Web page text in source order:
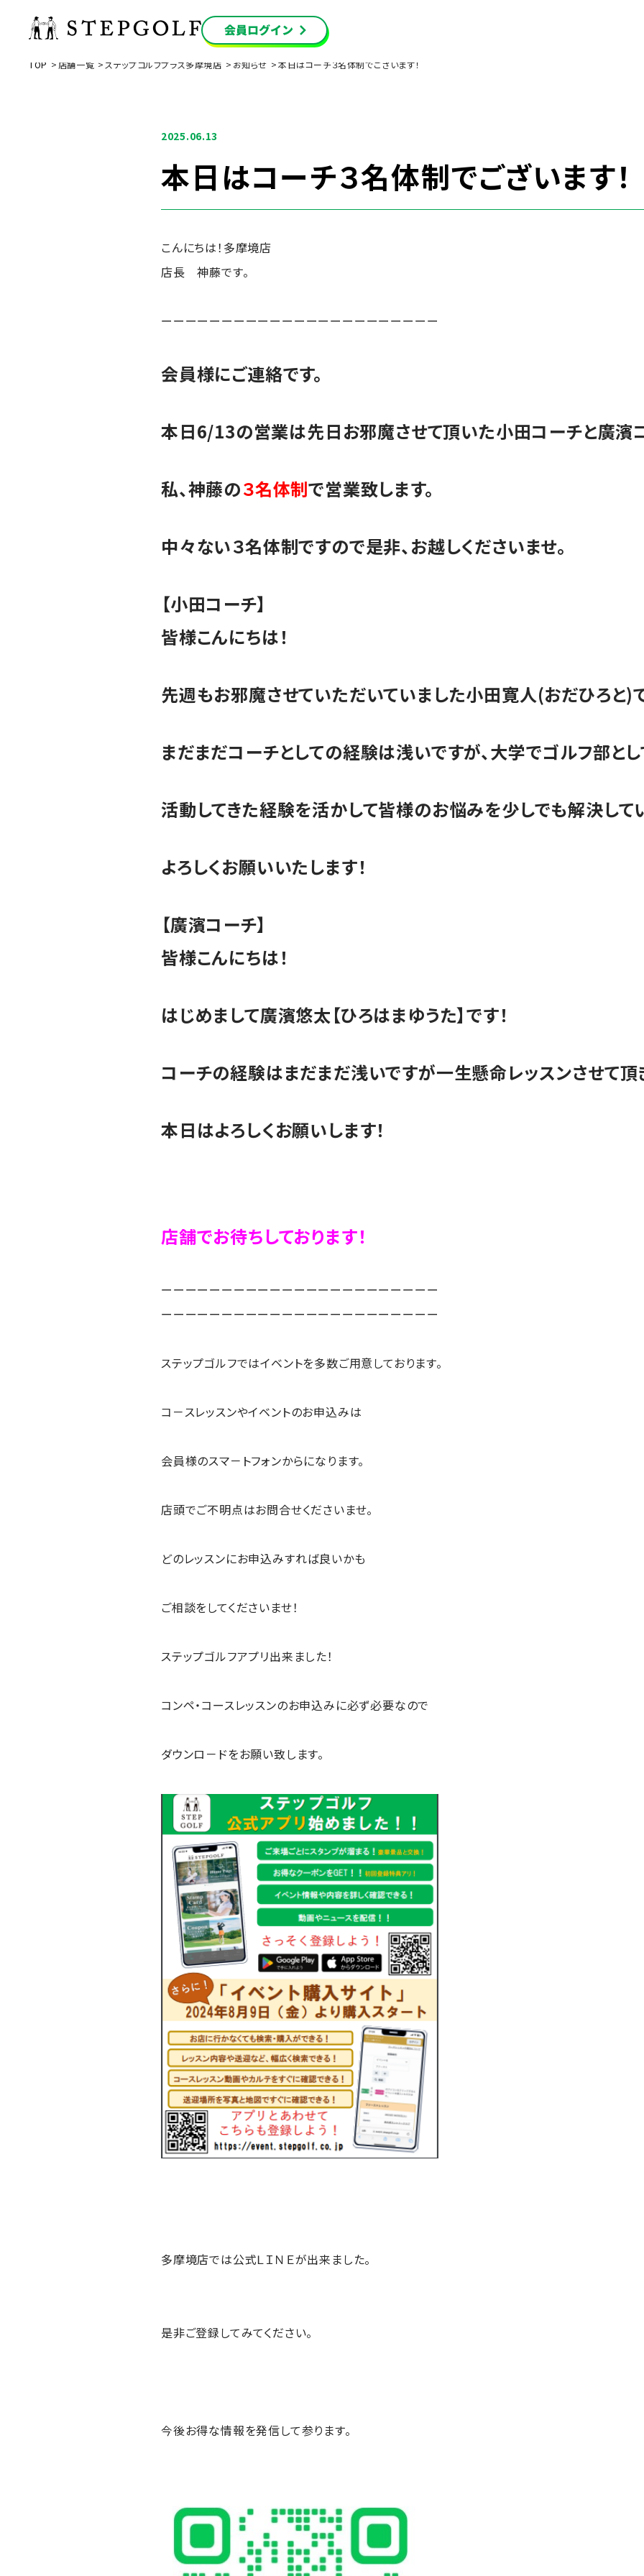
TOP 店舗一覧 ステップゴルフプラス多摩境店 お知らせ 本日はコーチ３名体制でございます！
2025.06.13
本日はコーチ３名体制でございます！
こんにちは！多摩境店
店長 神藤です。
ーーーーーーーーーーーーーーーーーーーーーーー
会員様にご連絡です。
本日6/13の営業は先日お邪魔させて頂いた小田コーチと廣濱
私、神藤の３名体制で営業致します。
中々ない３名体制ですので是非、お越しくださいませ。
【小田コーチ】
皆様こんにちは！
先週もお邪魔させていただいていました小田寛人(おだひろと)
まだまだコーチとしての経験は浅いですが、大学でゴルフ部と
活動してきた経験を活かして皆様のお悩みを少しでも解決して
よろしくお願いいたします！
【廣濱コーチ】
皆様こんにちは！
はじめまして廣濱悠太【ひろはまゆうた】です！
コーチの経験はまだまだ浅いですが一生懸命レッスンさせて頂
本日はよろしくお願いします！
店舗でお待ちしております！
ーーーーーーーーーーーーーーーーーーーーーーー
ーーーーーーーーーーーーーーーーーーーーーーー
ステップゴルフではイベントを多数ご用意しております。
コ－スレッスンやイベントのお申込みは
会員様のスマ－トフォンからになります。
店頭でご不明点はお問合せくださいませ。
どのレッスンにお申込みすれば良いかも
ご相談をしてくださいませ！
ステップゴルフアプリ出来ました！
コンペ・コースレッスンのお申込みに必ず必要なので
ダウンロ－ドをお願い致します。
多摩境店では公式ＬＩＮＥが出来ました。
是非ご登録してみてください。
今後お得な情報を発信して参ります。